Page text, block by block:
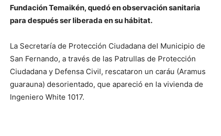
Fundación Temaikén, quedó en observación sanitaria
para después ser liberada en su hábitat.
La Secretaría de Protección Ciudadana del Municipio de
San Fernando, a través de las Patrullas de Protección
Ciudadana y Defensa Civil, rescataron un caráu (Aramus
guarauna) desorientado, que apareció en la vivienda de
Ingeniero White 1017.